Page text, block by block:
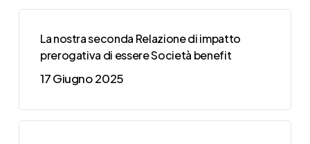
La nostra seconda Relazione di impatto
prerogativa di essere Società benefit
17 Giugno 2025